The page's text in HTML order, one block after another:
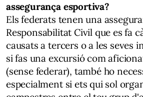
assegurança esportiva?
Els federats tenen una
Responsabilitat Civil que es fa
causats a tercers o a les seves
si fas una excursió com
(sense federar), també ho
especialment si ets qui sol